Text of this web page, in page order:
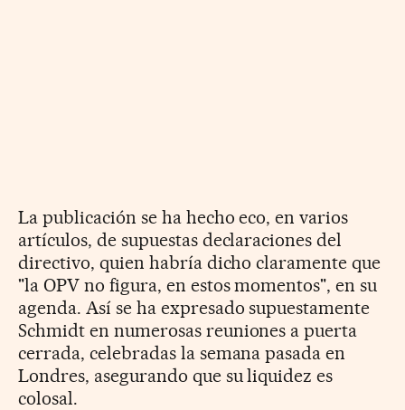
La publicación se ha hecho eco, en varios
artículos, de supuestas declaraciones del
directivo, quien habría dicho claramente que
"la OPV no figura, en estos momentos", en su
agenda. Así se ha expresado supuestamente
Schmidt en numerosas reuniones a puerta
cerrada, celebradas la semana pasada en
Londres, asegurando que su liquidez es
colosal.